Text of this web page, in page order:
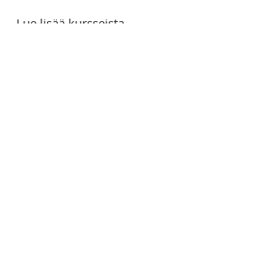
Lue lisää kursseista